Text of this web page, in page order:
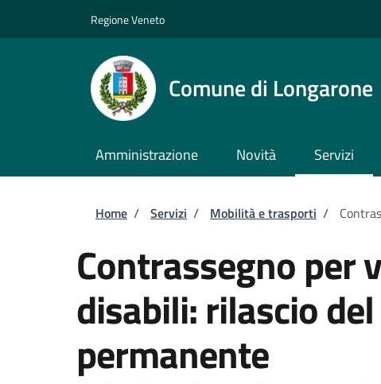
Regione Veneto
Comune di Longarone
Amministrazione Novità Servizi
Briciole di pane
Home / Servizi / Mobilità e trasporti /
Contrassegno per
disabili: rilascio
permanente